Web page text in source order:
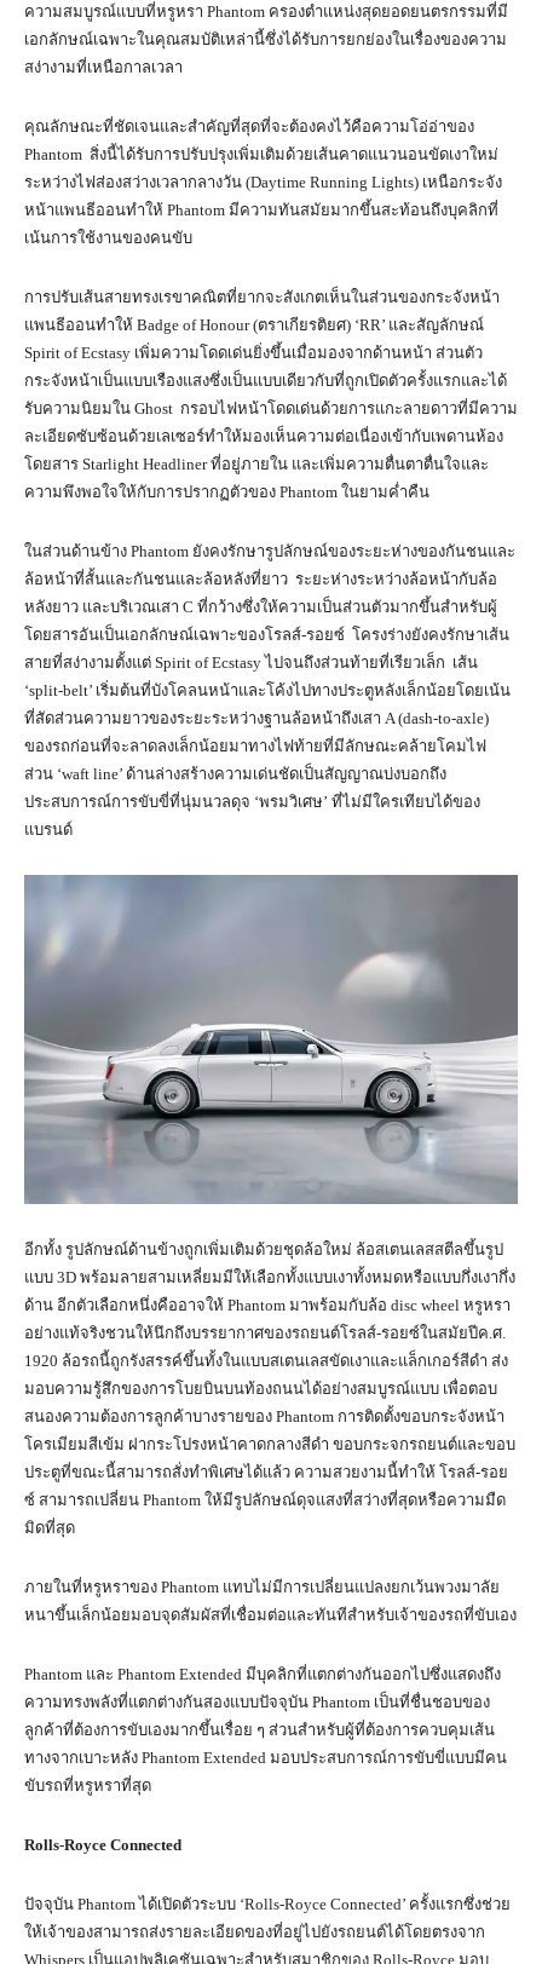
ความสมบูรณ์แบบที่หรูหรา Phantom ครองตำแหน่งสุดยอดยนตรกรรมที่มี
เอกลักษณ์เฉพาะในคุณสมบัติเหล่านี้ซึ่งได้รับการยกย่องในเรื่องของความ
สง่างามที่เหนือกาลเวลา
คุณลักษณะที่ชัดเจนและสำคัญที่สุดที่จะต้องคงไว้คือความโอ่อ่าของ
Phantom สิ่งนี้ได้รับการปรับปรุงเพิ่มเติมด้วยเส้นคาดแนวนอนขัดเงาใหม่
ระหว่างไฟส่องสว่างเวลากลางวัน (Daytime Running Lights) เหนือกระจัง
หน้าแพนธีออนทำให้ Phantom มีความทันสมัยมากขึ้นสะท้อนถึงบุคลิกที่
เน้นการใช้งานของคนขับ
การปรับเส้นสายทรงเรขาคณิตที่ยากจะสังเกตเห็นในส่วนของกระจังหน้า
แพนธีออนทำให้ Badge of Honour (ตราเกียรติยศ) ‘RR’ และสัญลักษณ์
Spirit of Ecstasy เพิ่มความโดดเด่นยิ่งขึ้นเมื่อมองจากด้านหน้า ส่วนตัว
กระจังหน้าเป็นแบบเรืองแสงซึ่งเป็นแบบเดียวกับที่ถูกเปิดตัวครั้งแรกและได้
รับความนิยมใน Ghost กรอบไฟหน้าโดดเด่นด้วยการแกะลายดาวที่มีความ
ละเอียดซับซ้อนด้วยเลเซอร์ทำให้มองเห็นความต่อเนื่องเข้ากับเพดานห้อง
โดยสาร Starlight Headliner ที่อยู่ภายใน และเพิ่มความตื่นตาตื่นใจและ
ความพึงพอใจให้กับการปรากฏตัวของ Phantom ในยามค่ำคืน
ในส่วนด้านข้าง Phantom ยังคงรักษารูปลักษณ์ของระยะห่างของกันชนและ
ล้อหน้าที่สั้นและกันชนและล้อหลังที่ยาว ระยะห่างระหว่างล้อหน้ากับล้อ
หลังยาว และบริเวณเสา C ที่กว้างซึ่งให้ความเป็นส่วนตัวมากขึ้นสำหรับผู้
โดยสารอันเป็นเอกลักษณ์เฉพาะของโรลส์-รอยซ์ โครงร่างยังคงรักษาเส้น
สายที่สง่างามตั้งแต่ Spirit of Ecstasy ไปจนถึงส่วนท้ายที่เรียวเล็ก เส้น
‘split-belt’ เริ่มต้นที่บังโคลนหน้าและโค้งไปทางประตูหลังเล็กน้อยโดยเน้น
ที่สัดส่วนความยาวของระยะระหว่างฐานล้อหน้าถึงเสา A (dash-to-axle)
ของรถก่อนที่จะลาดลงเล็กน้อยมาทางไฟท้ายที่มีลักษณะคล้ายโคมไฟ
ส่วน ‘waft line’ ด้านล่างสร้างความเด่นชัดเป็นสัญญาณบ่งบอกถึง
ประสบการณ์การขับขี่ที่นุ่มนวลดุจ ‘พรมวิเศษ’ ที่ไม่มีใครเทียบได้ของ
แบรนด์
อีกทั้ง รูปลักษณ์ด้านข้างถูกเพิ่มเติมด้วยชุดล้อใหม่ ล้อสเตนเลสสตีลขึ้นรูป
แบบ 3D พร้อมลายสามเหลี่ยมมีให้เลือกทั้งแบบเงาทั้งหมดหรือแบบกึ่งเงากึ่ง
ด้าน อีกตัวเลือกหนึ่งคืออาจให้ Phantom มาพร้อมกับล้อ disc wheel หรูหรา
อย่างแท้จริงชวนให้นึกถึงบรรยากาศของรถยนต์โรลส์-รอยซ์ในสมัยปีค.ศ.
1920 ล้อรถนี้ถูกรังสรรค์ขึ้นทั้งในแบบสเตนเลสขัดเงาและแล็กเกอร์สีดำ ส่ง
มอบความรู้สึกของการโบยบินบนท้องถนนได้อย่างสมบูรณ์แบบ เพื่อตอบ
สนองความต้องการลูกค้าบางรายของ Phantom การติดตั้งขอบกระจังหน้า
โครเมียมสีเข้ม ฝากระโปรงหน้าคาดกลางสีดำ ขอบกระจกรถยนต์และขอบ
ประตูที่ขณะนี้สามารถสั่งทำพิเศษได้แล้ว ความสวยงามนี้ทำให้ โรลส์-รอย
ซ์ สามารถเปลี่ยน Phantom ให้มีรูปลักษณ์ดุจแสงที่สว่างที่สุดหรือความมืด
มิดที่สุด
ภายในที่หรูหราของ Phantom แทบไม่มีการเปลี่ยนแปลงยกเว้นพวงมาลัย
หนาขึ้นเล็กน้อยมอบจุดสัมผัสที่เชื่อมต่อและทันทีสำหรับเจ้าของรถที่ขับเอง
Phantom และ Phantom Extended มีบุคลิกที่แตกต่างกันออกไปซึ่งแสดงถึง
ความทรงพลังที่แตกต่างกันสองแบบปัจจุบัน Phantom เป็นที่ชื่นชอบของ
ลูกค้าที่ต้องการขับเองมากขึ้นเรื่อย ๆ ส่วนสำหรับผู้ที่ต้องการควบคุมเส้น
ทางจากเบาะหลัง Phantom Extended มอบประสบการณ์การขับขี่แบบมีคน
ขับรถที่หรูหราที่สุด
Rolls-Royce Connected
ปัจจุบัน Phantom ได้เปิดตัวระบบ ‘Rolls-Royce Connected’ ครั้งแรกซึ่งช่วย
ให้เจ้าของสามารถส่งรายละเอียดของที่อยู่ไปยังรถยนต์ได้โดยตรงจาก
Whispers เป็นแอปพลิเคชันเฉพาะสำหรับสมาชิกของ Rolls-Royce มอบ